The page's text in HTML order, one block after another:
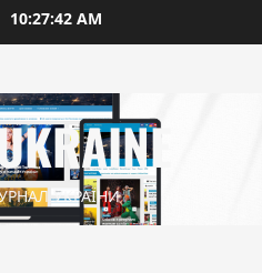
10:27:43 AM
УКРАЇНИ